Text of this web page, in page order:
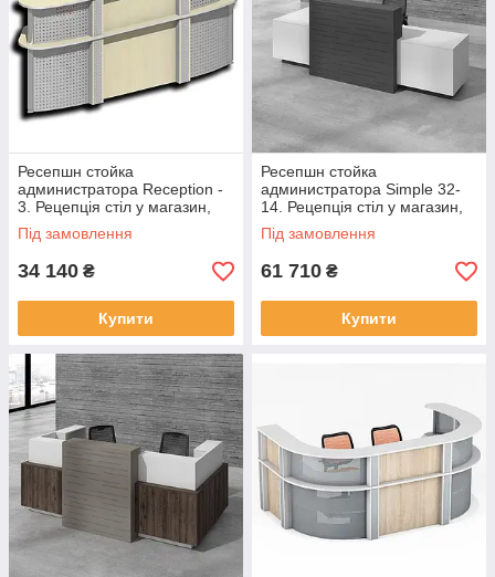
Ресепшн стойка
администратора Reception -
3. Рецепція стіл у магазин,
офіс, салон
Під замовлення
34 140 ₴
Купити
Ресепшн стойка
администратора Simple 32-
14. Рецепція стіл у магазин,
офіс, салон
Під замовлення
61 710 ₴
Купити